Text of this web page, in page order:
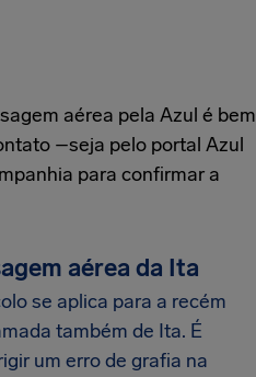
aérea pela Azul é bem
–seja pelo portal Azul
para confirmar a
aérea da Ita
se aplica para a recém
também de Ita. É
um erro de grafia na